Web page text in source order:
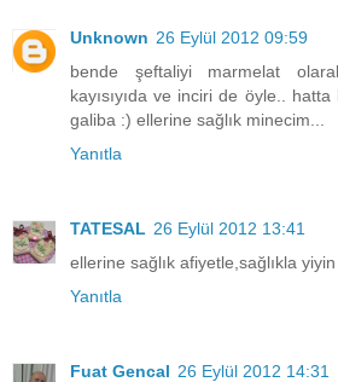
Unknown 26 Eylül 2012 09:59
bende şeftaliyi marmelat
kayısıyıda ve inciri de öyle..
galiba :) ellerine sağlık minecim...
Yanıtla
TATESAL 26 Eylül 2012 13:41
ellerine sağlık afiyetle,sağlıkla yiyin
Yanıtla
Fuat Gencal 26 Eylül 2012 14:31